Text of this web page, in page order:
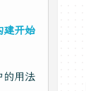
开始
用法